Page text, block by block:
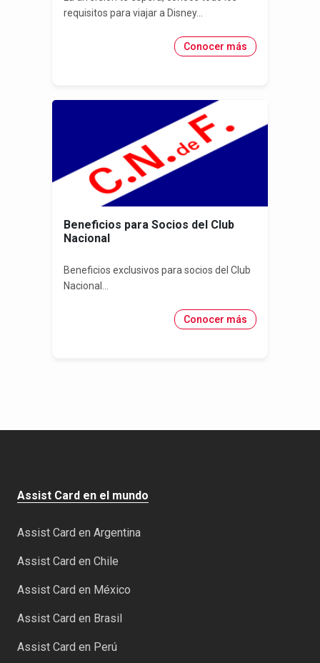
requisitos para viajar a Disney...
Conocer más
Beneficios para Socios del Club
Nacional
Beneficios exclusivos para socios del Club
Nacional...
Conocer más
Assist Card en el mundo
Assist Card en Argentina
Assist Card en Chile
Assist Card en México
Assist Card en Brasil
Assist Card en Perú